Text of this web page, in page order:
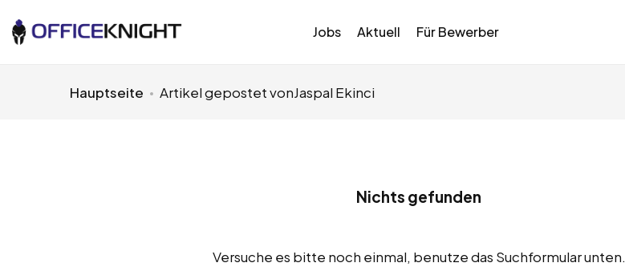
Jobs Aktuell Für Bewerber
Hauptseite Artikel gepostet vonJaspal Ekinci
Nichts gefunden
Versuche es bitte noch einmal, benutze das Suchformular unten.